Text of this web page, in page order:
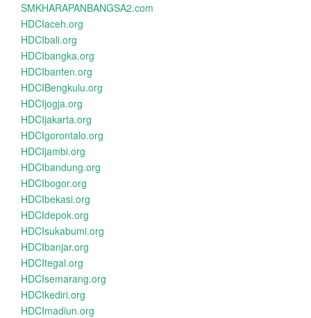
SMKHARAPANBANGSA2.com
HDCIaceh.org
HDCIbali.org
HDCIbangka.org
HDCIbanten.org
HDCIBengkulu.org
HDCIjogja.org
HDCIjakarta.org
HDCIgorontalo.org
HDCIjambi.org
HDCIbandung.org
HDCIbogor.org
HDCIbekasi.org
HDCIdepok.org
HDCIsukabumi.org
HDCIbanjar.org
HDCItegal.org
HDCIsemarang.org
HDCIkediri.org
HDCImadiun.org